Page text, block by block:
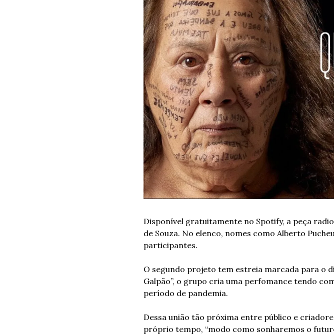
Disponível gratuitamente no Spotify, a peça
de Souza. No elenco, nomes como Alberto
participantes.
O segundo projeto tem estreia marcada para o
Galpão”, o grupo cria uma perfomance tendo
período de pandemia.
Dessa união tão próxima entre público e
próprio tempo, “modo como sonharemos o